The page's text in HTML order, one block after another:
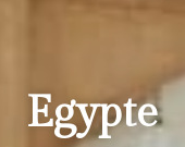
Egypte